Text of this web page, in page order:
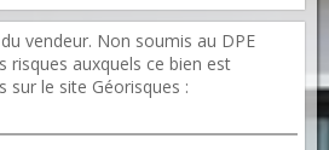
vendeur. Non soumis au DPE
risques auxquels ce bien est
sur le site Géorisques :